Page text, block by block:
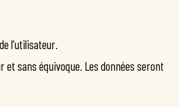
l’utilisateur.
sans équivoque. Les données seront